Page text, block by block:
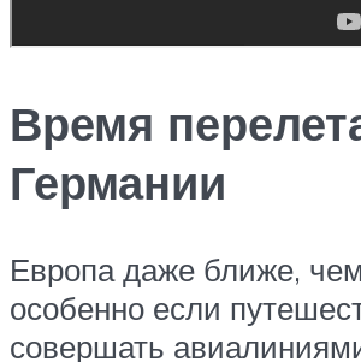
Время
Германии
Европа даже ближе,
особенно если
совершать